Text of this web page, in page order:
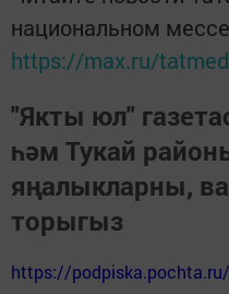
национальном
https://max.ru/
"Якты юл"
һәм Тукай
яңалыкларны,
торыгыз
https://podpiska.pochta.ru/